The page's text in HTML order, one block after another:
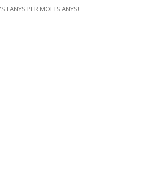
I ANYS PER MOLTS ANYS!